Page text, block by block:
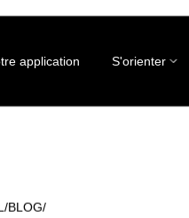
application S'orienter
BLOG